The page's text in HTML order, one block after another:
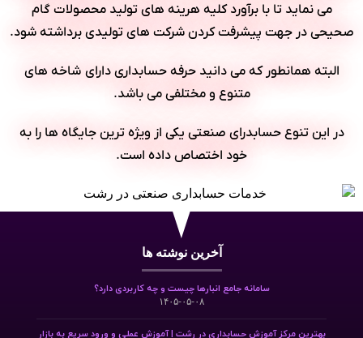
می نماید تا با برآورد کلیه هرینه های تولید محصولات گام
صحیحی در جهت پیشرفت کردن شرکت های تولیدی برداشته شود.
البته همانطور که می دانید حرفه حسابداری دارای شاخه های
متنوع و مختلفی می باشد.
در این تنوع حسابدرای صنعتی یکی از ویژه ترین جایگاه ها را به
خود اختصاص داده است.
آخرین نوشته ها
سامانه جامع انبارها چیست و چه کاربردی دارد؟
۱۴۰۵-۰۵-۰۸
بهترین مرکز آموزش حسابداری در رشت | آموزش عملی و ورود سریع به بازار